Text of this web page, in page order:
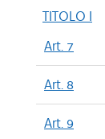
TITOLO I
Art. 7
Art. 8
Art. 9